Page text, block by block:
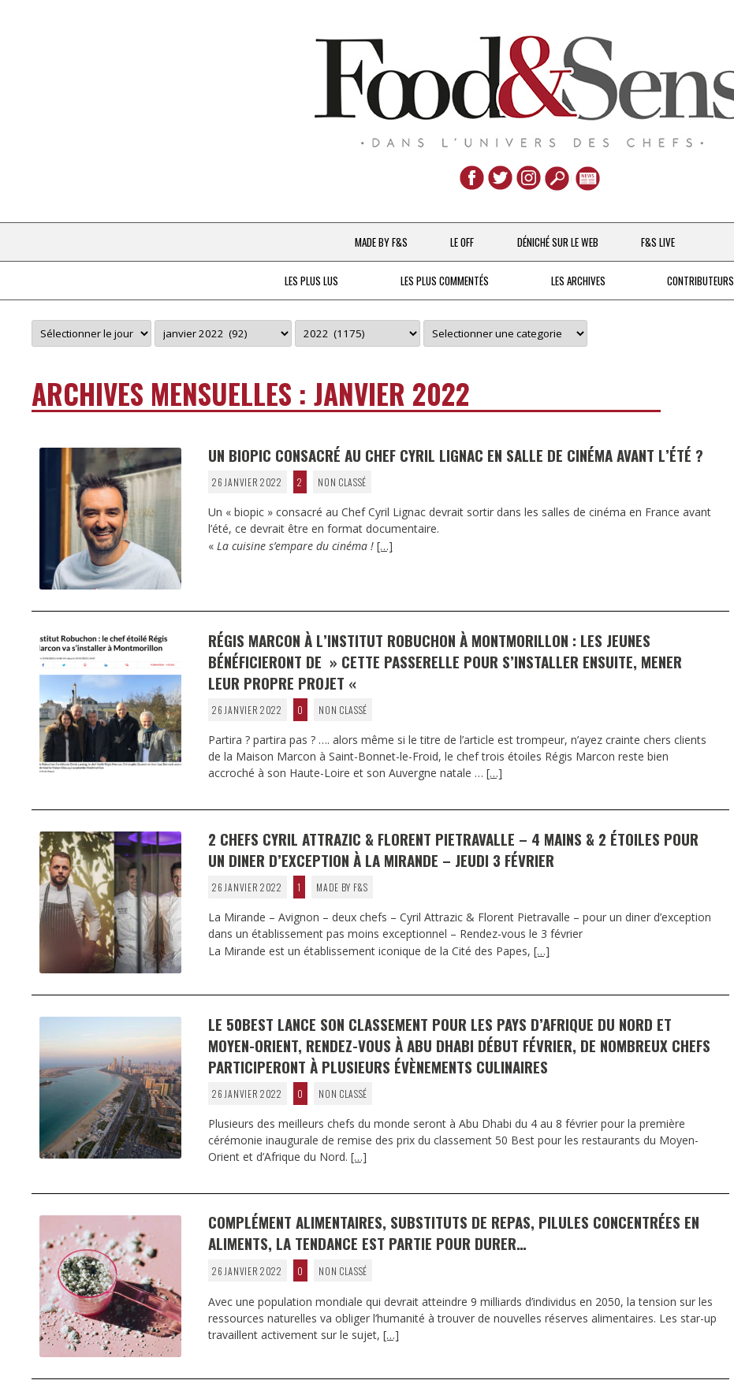
Aller
au
contenu
MADE BY F&S
CHEFS & ACTUALITÉS
À LA PETITE CUILLÈRE
V…DE VOYAGE
LE OFF DÉNICHÉ SUR LE WEB F&S LIVE
LES PLUS LUS LES PLUS COMMENTÉS LES ARCHIVES CONTRIBUTEURS
ARCHIVES MENSUELLES : JANVIER 2022
UN BIOPIC CONSACRÉ AU CHEF CYRIL LIGNAC EN SALLE DE CINÉMA AVANT L’ÉTÉ ?
26 JANVIER 2022 2 NON CLASSÉ
Un « biopic » consacré au Chef Cyril Lignac devrait sortir dans les salles de cinéma en France avant
l’été, ce devrait être en format documentaire.
« La cuisine s’empare du cinéma ! […]
RÉGIS MARCON À L’INSTITUT ROBUCHON À MONTMORILLON : LES JEUNES
BÉNÉFICIERONT DE » CETTE PASSERELLE POUR S’INSTALLER ENSUITE, MENER
LEUR PROPRE PROJET «
26 JANVIER 2022 0 NON CLASSÉ
Partira ? partira pas ? …. alors même si le titre de l’article est trompeur, n’ayez crainte chers clients
de la Maison Marcon à Saint-Bonnet-le-Froid, le chef trois étoiles Régis Marcon reste bien
accroché à son Haute-Loire et son Auvergne natale … […]
2 CHEFS CYRIL ATTRAZIC & FLORENT PIETRAVALLE – 4 MAINS & 2 ÉTOILES POUR
UN DINER D’EXCEPTION À LA MIRANDE – JEUDI 3 FÉVRIER
26 JANVIER 2022 1 MADE BY F&S
La Mirande – Avignon – deux chefs – Cyril Attrazic & Florent Pietravalle – pour un diner d’exception
dans un établissement pas moins exceptionnel – Rendez-vous le 3 février
La Mirande est un établissement iconique de la Cité des Papes, […]
LE 50BEST LANCE SON CLASSEMENT POUR LES PAYS D’AFRIQUE DU NORD ET
MOYEN-ORIENT, RENDEZ-VOUS À ABU DHABI DÉBUT FÉVRIER, DE NOMBREUX CHEFS
PARTICIPERONT À PLUSIEURS ÉVÈNEMENTS CULINAIRES
26 JANVIER 2022 0 NON CLASSÉ
Plusieurs des meilleurs chefs du monde seront à Abu Dhabi du 4 au 8 février pour la première
cérémonie inaugurale de remise des prix du classement 50 Best pour les restaurants du Moyen-
Orient et d’Afrique du Nord. […]
COMPLÉMENT ALIMENTAIRES, SUBSTITUTS DE REPAS, PILULES CONCENTRÉES EN
ALIMENTS, LA TENDANCE EST PARTIE POUR DURER…
26 JANVIER 2022 0 NON CLASSÉ
Avec une population mondiale qui devrait atteindre 9 milliards d’individus en 2050, la tension sur les
ressources naturelles va obliger l’humanité à trouver de nouvelles réserves alimentaires. Les star-up
travaillent activement sur le sujet, […]